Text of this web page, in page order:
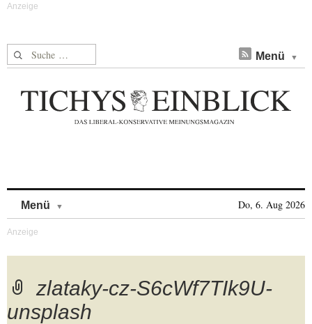
Suche nach: Menü
Menü Do, 6. Aug 2026
zlataky-cz-S6cWf7TIk9U-
unsplash